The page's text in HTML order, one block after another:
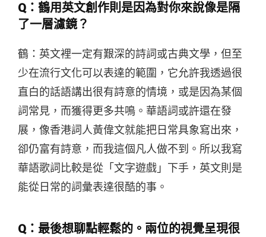
Q： 鶴用英文創作則是因為對你來說像是隔
了一層濾鏡？
鶴：英文裡一定有艱深的詩詞或古典文學，但至
少在流行文化可以表達的範圍，它允許我透過很
直白的話語講出很有詩意的情境，或是因為某個
詞常見，而獲得更多共鳴。華語詞或許還在發
展，像香港詞人黃偉文就能把日常具象寫出來，
卻仍富有詩意，而我這個凡人做不到。所以我寫
華語歌詞比較是從「文字遊戲」下手，英文則是
能從日常的詞彙表達很酷的事。
Q： 最後想聊點輕鬆的。兩位的視覺呈現很